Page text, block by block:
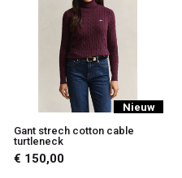
Nieuw
Gant strech cotton cable
turtleneck
€ 150,00